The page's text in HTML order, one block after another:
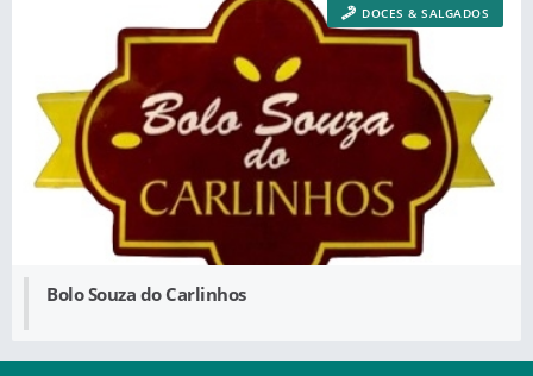
Bolo Souza do Carlinhos
DOCES & SALGADOS